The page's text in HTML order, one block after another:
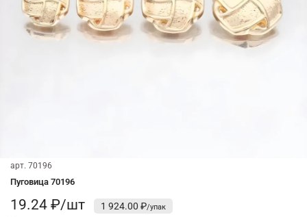
арт. 70196
Пуговица 70196
19.24 ₽/шт 1 924.00 ₽